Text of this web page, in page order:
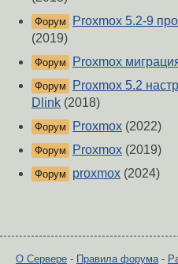
Форум
Proxmox 5.2-9
(2019)
Форум Proxmox
Форум
Proxmox 5.2
Dlink (2018)
Форум Proxmox (2022)
Форум Proxmox (2019)
Форум proxmox (2024)
О Сервере - Правила форума-